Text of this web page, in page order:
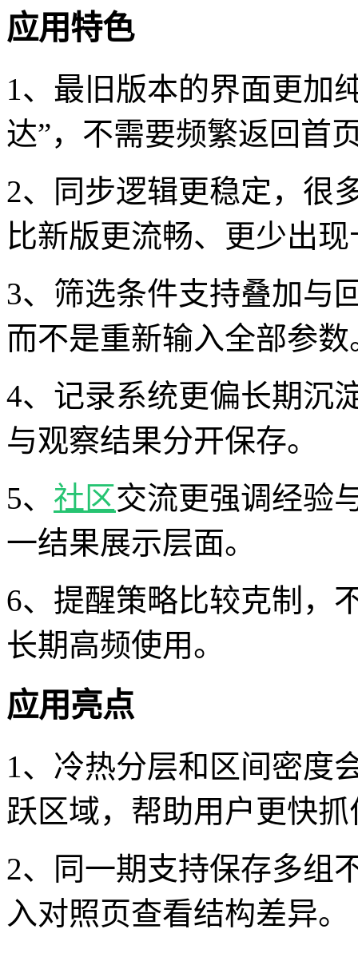
应用特色
1、最旧版本的界面更加
达”，不需要频繁返回首
2、同步逻辑更稳定，很
比新版更流畅、更少出
3、筛选条件支持叠加与
而不是重新输入全部参数
4、记录系统更偏长期沉
与观察结果分开保存。
5、 社区交流更强调经验
一结果展示层面。
6、提醒策略比较克制，
长期高频使用。
应用亮点
1、冷热分层和区间密度
跃区域，帮助用户更快
2、同一期支持保存多组
入对照页查看结构差异。